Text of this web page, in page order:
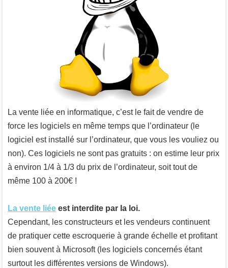
La vente liée en informatique, c’est le fait de vendre de
force les logiciels en même temps que l’ordinateur (le
logiciel est installé sur l’ordinateur, que vous les vouliez ou
non). Ces logiciels ne sont pas gratuits : on estime leur prix
à environ 1/4 à 1/3 du prix de l’ordinateur, soit tout de
même 100 à 200€ !
La vente liée est interdite par la loi.
Cependant, les constructeurs et les vendeurs continuent
de pratiquer cette escroquerie à grande échelle et profitant
bien souvent à Microsoft (les logiciels concernés étant
surtout les différentes versions de Windows).